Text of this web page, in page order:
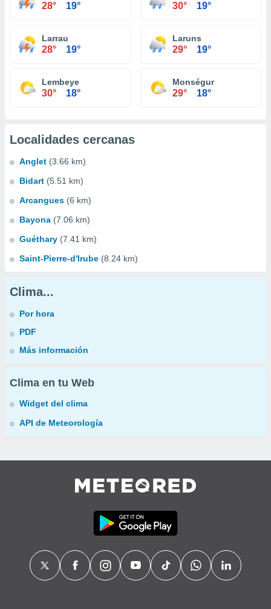
28° 19° 30° 19°
Larrau
28° 19°
Laruns
29° 19°
Lembeye
30° 18°
Monségur
29° 18°
Localidades cercanas
Anglet (3.66 km)
Bidart (5.51 km)
Arcangues (6 km)
Bayona (7.06 km)
Guéthary (7.41 km)
Saint-Pierre-d'Irube (8.24 km)
Clima...
Por hora
PDF
Más información
Clima en tu Web
Widget del clima
API de Meteorología